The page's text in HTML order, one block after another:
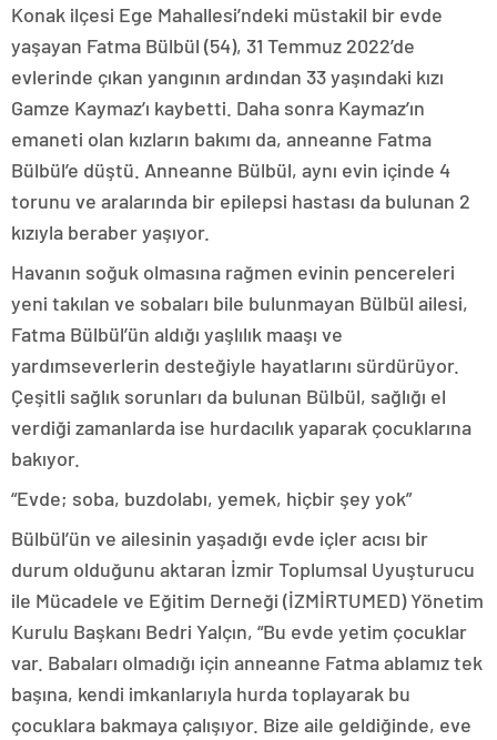
Konak ilçesi Ege Mahallesi’ndeki müstakil bir evde
yaşayan Fatma Bülbül (54), 31 Temmuz 2022’de
evlerinde çıkan yangının ardından 33 yaşındaki kızı
Gamze Kaymaz’ı kaybetti. Daha sonra Kaymaz’ın
emaneti olan kızların bakımı da, anneanne Fatma
Bülbül’e düştü. Anneanne Bülbül, aynı evin içinde 4
torunu ve aralarında bir epilepsi hastası da bulunan 2
kızıyla beraber yaşıyor.
Havanın soğuk olmasına rağmen evinin pencereleri
yeni takılan ve sobaları bile bulunmayan Bülbül ailesi,
Fatma Bülbül’ün aldığı yaşlılık maaşı ve
yardımseverlerin desteğiyle hayatlarını sürdürüyor.
Çeşitli sağlık sorunları da bulunan Bülbül, sağlığı el
verdiği zamanlarda ise hurdacılık yaparak çocuklarına
bakıyor.
“Evde; soba, buzdolabı, yemek, hiçbir şey yok”
Bülbül’ün ve ailesinin yaşadığı evde içler acısı bir
durum olduğunu aktaran İzmir Toplumsal Uyuşturucu
ile Mücadele ve Eğitim Derneği (İZMİRTUMED) Yönetim
Kurulu Başkanı Bedri Yalçın, “Bu evde yetim çocuklar
var. Babaları olmadığı için anneanne Fatma ablamız tek
başına, kendi imkanlarıyla hurda toplayarak bu
çocuklara bakmaya çalışıyor. Bize aile geldiğinde, eve